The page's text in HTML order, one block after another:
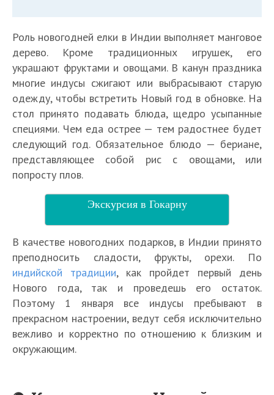
Роль новогодней елки в Индии выполняет манговое
дерево. Кроме традиционных игрушек, его
украшают фруктами и овощами. В канун праздника
многие индусы сжигают или выбрасывают старую
одежду, чтобы встретить Новый год в обновке. На
стол принято подавать блюда, щедро усыпанные
специями. Чем еда острее — тем радостнее будет
следующий год. Обязательное блюдо — бериане,
представляющее собой рис с овощами, или
попросту плов.
Экскурсия в Гокарну
В качестве новогодних подарков, в Индии принято
преподносить сладости, фрукты, орехи. По
индийской традиции, как пройдет первый день
Нового года, так и проведешь его остаток.
Поэтому 1 января все индусы пребывают в
прекрасном настроении, ведут себя исключительно
вежливо и корректно по отношению к близким и
окружающим.